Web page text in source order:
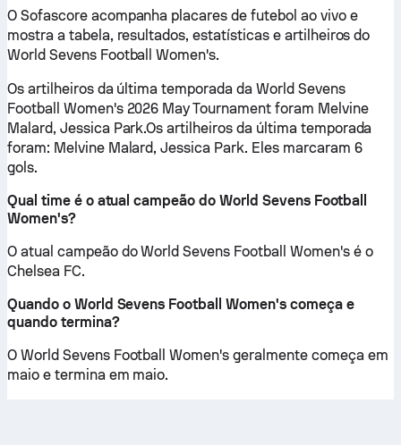
O Sofascore acompanha placares de futebol ao vivo e
mostra a tabela, resultados, estatísticas e artilheiros do
World Sevens Football Women's.
Os artilheiros da última temporada da World Sevens
Football Women's 2026 May Tournament foram Melvine
Malard, Jessica Park.Os artilheiros da última temporada
foram: Melvine Malard, Jessica Park. Eles marcaram 6
gols.
Qual time é o atual campeão do World Sevens Football
Women's?
O atual campeão do World Sevens Football Women's é o
Chelsea FC.
Quando o World Sevens Football Women's começa e
quando termina?
O World Sevens Football Women's geralmente começa em
maio e termina em maio.